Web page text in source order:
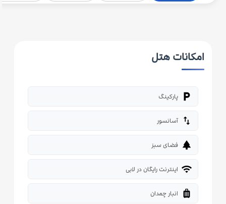
امکانات هتل
local_parking پارکینگ
import_export آسانسور
park فضای سبز
wifi اینترنت رایگان در لابی
luggage انبار چمدان